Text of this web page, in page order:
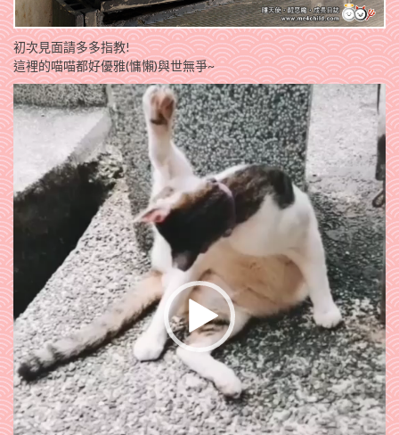
初次見面請多多指教!
這裡的喵喵都好優雅(慵懶)與世無爭~
視
訊
播
放
器